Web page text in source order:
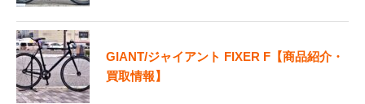
GIANT/ジャイアント FIXER F【商品紹介・
買取情報】